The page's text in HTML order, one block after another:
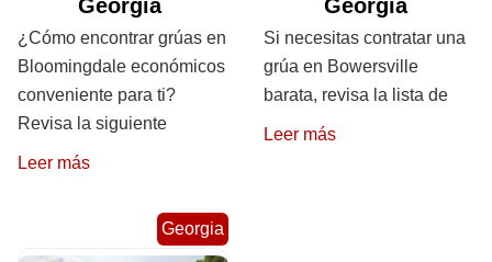
Georgia
¿Cómo encontrar grúas en
Bloomingdale económicos
conveniente para ti?
Revisa la siguiente
Leer más
Georgia
Si necesitas contratar una
grúa en Bowersville
barata, revisa la lista de
Leer más
Georgia